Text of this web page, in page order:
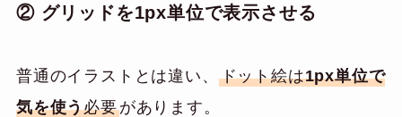
② グリッドを1px単位で表示させる
普通のイラストとは違い、 ドット絵は1px単位で
気を使う必要があります。